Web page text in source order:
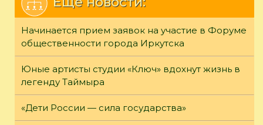
Начинается прием заявок на участие в Форуме
общественности города Иркутска
Юные артисты студии «Ключ» вдохнут жизнь в
легенду Таймыра
«Дети России — сила государства»